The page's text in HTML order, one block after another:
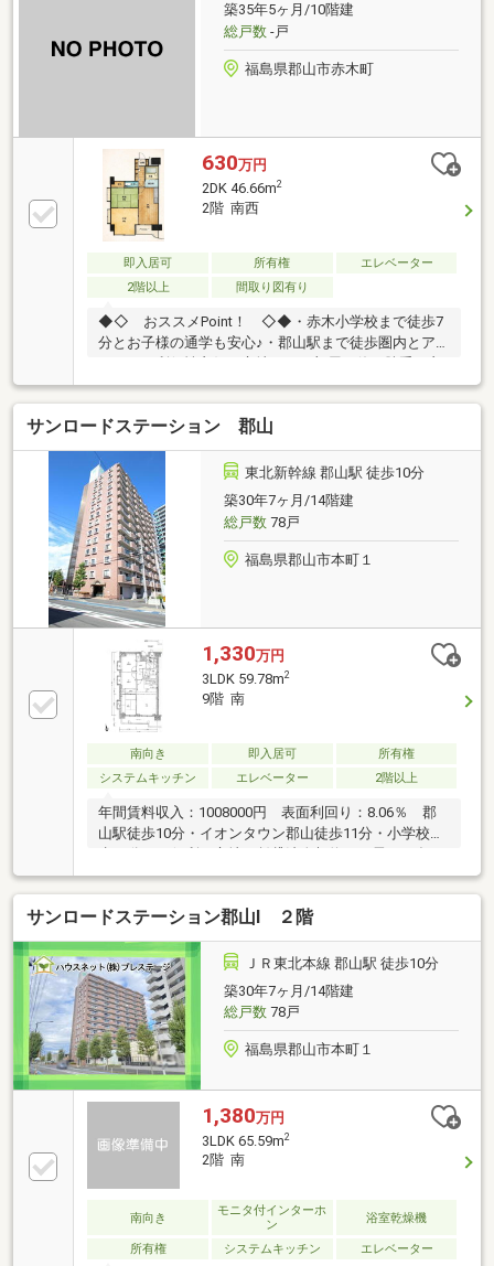
築35年5ヶ月/10階建
総戸数-戸
福島県郡山市赤木町
630万円
2DK 46.66m2
2階 南西
即入居可 所有権
エレベーター
2階以上
間取り図有り
◆◇ おススメPoint！ ◇◆・赤木小学校まで徒歩7
分とお子様の通学も安心♪・郡山駅まで徒歩圏内とア
い2DK（46.66㎡）の2階部分。◆◇ 周辺環境
◇◆・赤木小学校 徒歩約7分・郡山第二中学校 徒
歩約13分・郡山駅 徒歩約12分・セブンイレブン郡山
大町２丁目店 徒歩約4分●〇 プレステージの強み
〇●・『頭金 0円』『車のローンが残ってる』『転職し
たばかり』そんな方もご購入可能です！・経験豊富な
弊社スタッフがご購入のサポートを致します！・平
日、土日祝、夜間やお仕事帰りでも内覧可
サンロードステーション 郡山
東北新幹線 郡山駅 徒歩10分
築30年7ヶ月/14階建
総戸数78戸
福島県郡山市本町１
1,330万円
3LDK 59.78m2
9階 南
南向き 即入居可
所有権
システムキッチン
エレベーター 2階以上
年間賃料収入：1008000円 表面利回り：8.06％ 郡
山駅徒歩10分・イオンタウン郡山徒歩11分・小学校徒
物件です。
サンロードステーション郡山Ⅰ ２階
ＪＲ東北本線 郡山駅 徒歩10分
築30年7ヶ月/14階建
総戸数78戸
福島県郡山市本町１
1,380万円
3LDK 65.59m2
2階 南
南向き
モニタ付インターホ
ン
浴室乾燥機
所有権 システムキッチン エレベーター